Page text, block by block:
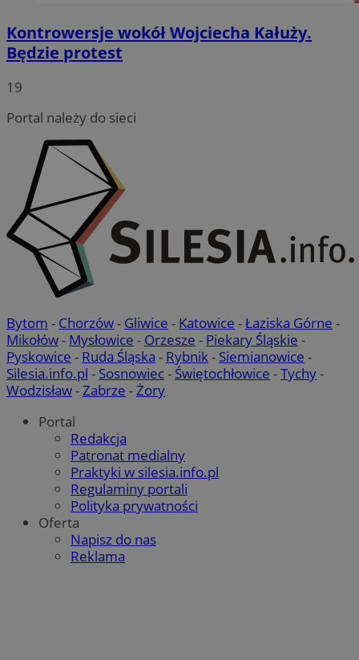
Kontrowersje wokół Wojciecha Kałuży.
Będzie protest
19
Portal należy do sieci
Bytom - Chorzów- Gliwice - Katowice -Łaziska Górne -
Mikołów- Mysłowice - Orzesze - Piekary Śląskie -
Pyskowice - Ruda Śląska - Rybnik- Siemianowice -
Silesia.info.pl - Sosnowiec- Świętochłowice -Tychy-
Wodzisław-Zabrze -Żory
Portal
Redakcja
Patronat medialny
Praktyki w silesia.info.pl
Regulaminy portali
Polityka prywatności
Oferta
Napisz do nas
Reklama